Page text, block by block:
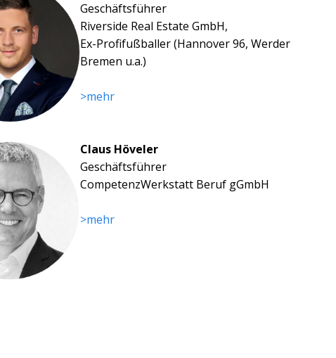
Geschäftsführer
Riverside Real Estate GmbH,
Ex-Profifußballer (Hannover 96, Werder
Bremen u.a.)
>mehr
Claus Höveler
Geschäftsführer
CompetenzWerkstatt Beruf gGmbH
>mehr